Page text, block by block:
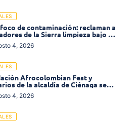
de contaminación: reclaman a
de la Sierra limpieza bajo el
de la calle 19 con carrera 11
4, 2026
Afrocolombian Fest y
de la alcaldía de Ciénaga se
la 10! Realizan limpieza de la
del Coliseo
4, 2026